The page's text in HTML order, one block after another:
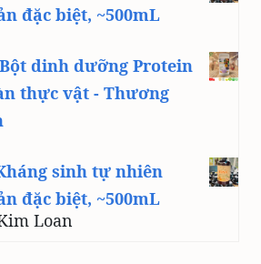
đặc biệt, ~500mL
dinh dưỡng Protein
thực vật - Thương
sinh tự nhiên
đặc biệt, ~500mL
Loan